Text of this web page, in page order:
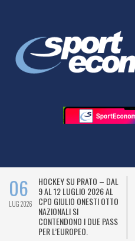
06
LUG 2026
HOCKEY SU PRATO – DAL
9 AL 12 LUGLIO 2026 AL
CPO GIULIO ONESTI OTTO
NAZIONALI SI
CONTENDONO I DUE PASS
PER L’EUROPEO.